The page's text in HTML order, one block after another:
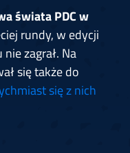
świata PDC w
rundy, w edycji
zagrał. Na
się także do
się z nich